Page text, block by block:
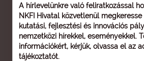
A hírlevelünkre való feliratkozással
NKFI Hivatal közvetlenül
kutatási, fejlesztési és innovációs
nemzetközi hírekkel, eseményekkel.
információkért, kérjük, olvassa el az
tájékoztatót.